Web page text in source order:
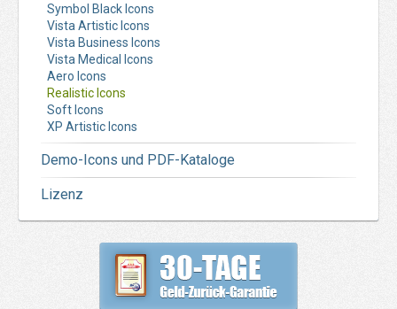
Symbol Black Icons
Vista Artistic Icons
Vista Business Icons
Vista Medical Icons
Aero Icons
Realistic Icons
Soft Icons
XP Artistic Icons
Demo-Icons und PDF-Kataloge
Lizenz